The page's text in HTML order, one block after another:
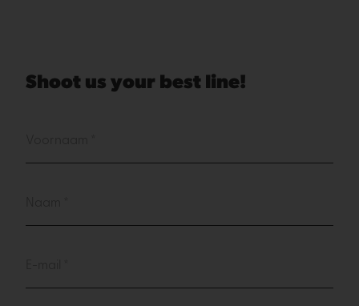
Shoot us your best line!